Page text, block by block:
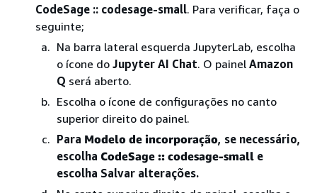
CodeSage :: codesage-small. Para verificar, faça o
seguinte;
Na barra lateral esquerda JupyterLab, escolha
o ícone do Jupyter AI Chat. O painel Amazon
Q será aberto.
Escolha o ícone de configurações no canto
superior direito do painel.
Para Modelo de incorporação, se necessário,
escolha CodeSage :: codesage-small e
escolha Salvar alterações.